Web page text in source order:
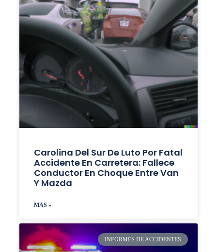
Carolina Del Sur De Luto Por Fatal
Accidente En Carretera: Fallece
Conductor En Choque Entre Van
Y Mazda
MAS »
INFORMES DE ACCIDENTES